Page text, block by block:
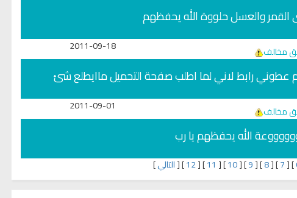
القمر والعسل حلووة الله يحفظهم
مخالف 2011-09-18
رابط لاني لما اطلب صفحة التحميل ماايطلع شئ
مخالف 2011-09-01
الله يحفظهم يا رب
]
[
7
]
[
8
]
[
9
]
[
10
]
[
11
]
[
12
]
[التالي]